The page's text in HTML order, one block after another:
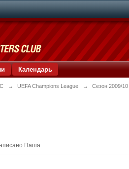
Календарь
→ UEFA Champions League → Сезон 2009/10
Паша